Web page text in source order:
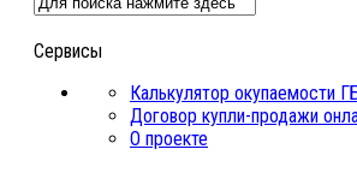
Сервисы
Калькулятор окупаемости
Договор купли-продажи
О проекте